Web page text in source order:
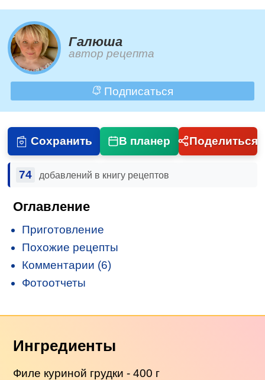
Галюша
автор рецепта
Подписаться
Сохранить В планер Поделиться
74 добавлений в книгу рецептов
Оглавление
Приготовление
Похожие рецепты
Комментарии (6)
Фотоотчеты
Ингредиенты
Филе куриной грудки - 400 г